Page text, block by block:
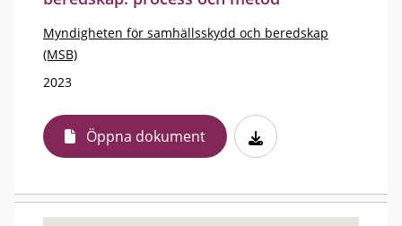
Myndigheten för samhällsskydd och beredskap
(MSB)
2023
Öppna dokument